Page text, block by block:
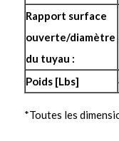
Rapport surface
ouverte/diamètre
du tuyau :
Poids [Lbs]
*Toutes les